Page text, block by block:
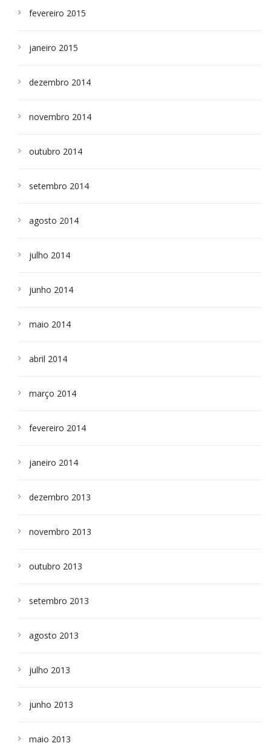
fevereiro 2015
janeiro 2015
dezembro 2014
novembro 2014
outubro 2014
setembro 2014
agosto 2014
julho 2014
junho 2014
maio 2014
abril 2014
março 2014
fevereiro 2014
janeiro 2014
dezembro 2013
novembro 2013
outubro 2013
setembro 2013
agosto 2013
julho 2013
junho 2013
maio 2013